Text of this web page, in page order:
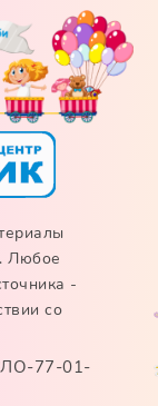
Любое
-
со
77-01-